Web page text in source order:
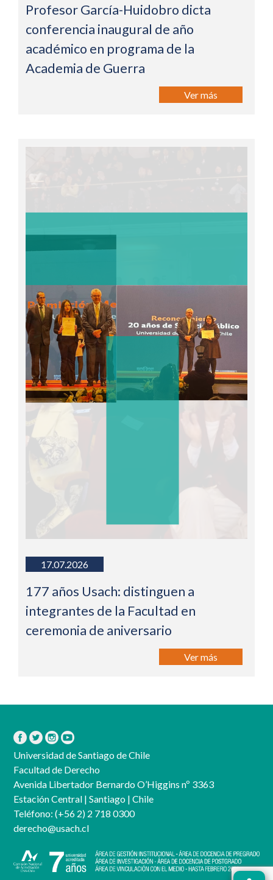
Profesor García-Huidobro dicta
conferencia inaugural de año
académico en programa de la
Academia de Guerra
Ver más
17.07.2026
177 años Usach: distinguen a
integrantes de la Facultad en
ceremonia de aniversario
Ver más
Universidad de Santiago de Chile
Facultad de Derecho
Avenida Libertador Bernardo O’Higgins nº 3363
Estación Central | Santiago | Chile
Teléfono: (+56 2) 2 718 0300
derecho@usach.cl